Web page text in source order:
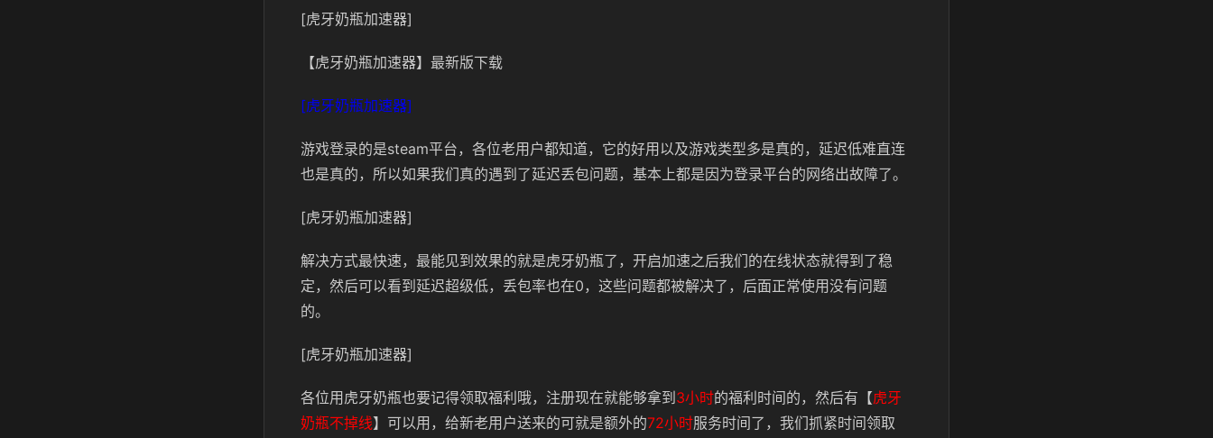
[虎牙奶瓶加速器]
【虎牙奶瓶加速器】最新版下载
[虎牙奶瓶加速器]
游戏登录的是steam平台，各位老用户都知道，它的好用以及游戏类型多是真的，延迟低难直连
也是真的，所以如果我们真的遇到了延迟丢包问题，基本上都是因为登录平台的网络出故障了。
[虎牙奶瓶加速器]
解决方式最快速，最能见到效果的就是虎牙奶瓶了，开启加速之后我们的在线状态就得到了稳
定，然后可以看到延迟超级低，丢包率也在0，这些问题都被解决了，后面正常使用没有问题
的。
[虎牙奶瓶加速器]
各位用虎牙奶瓶也要记得领取福利哦，注册现在就能够拿到 3小时的福利时间的，然后有【虎牙
奶瓶不掉线】可以用，给新老用户送来的可就是额外的72小时服务时间了，我们抓紧时间领取